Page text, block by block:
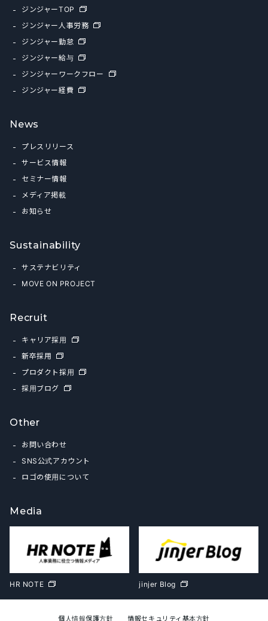
ジンジャーTOP
ジンジャー人事労務
ジンジャー勤怠
ジンジャー給与
ジンジャーワークフロー
ジンジャー経費
News
プレスリリース
サービス情報
セミナー情報
メディア掲載
お知らせ
Sustainability
サステナビリティ
MOVE ON PROJECT
Recruit
キャリア採用
新卒採用
プロダクト採用
採用ブログ
Other
お問い合わせ
SNS公式アカウント
ロゴの使用について
Media
HR NOTE jinjer Blog
個人情報保護方針 情報セキュリティ基本方針